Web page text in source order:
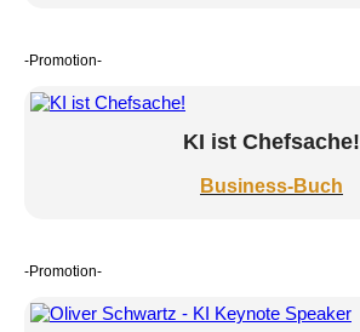
-Promotion-
KI ist Chefsache!
Business-Buch
-Promotion-